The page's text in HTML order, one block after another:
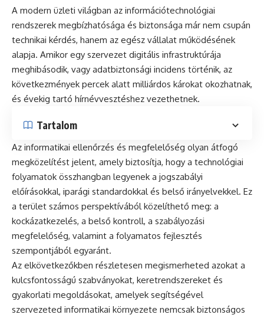
A modern üzleti világban az információtechnológiai
rendszerek megbízhatósága és biztonsága már nem csupán
technikai kérdés, hanem az egész vállalat működésének
alapja. Amikor egy szervezet digitális infrastruktúrája
meghibásodik, vagy adatbiztonsági incidens történik, az
következmények percek alatt milliárdos károkat okozhatnak,
és évekig tartó hírnévvesztéshez vezethetnek.
Tartalom
Az informatikai ellenőrzés és megfelelőség olyan átfogó
megközelítést jelent, amely biztosítja, hogy a technológiai
folyamatok összhangban legyenek a jogszabályi
előírásokkal, iparági standardokkal és belső irányelvekkel. Ez
a terület számos perspektívából közelíthető meg: a
kockázatkezelés, a belső kontroll, a szabályozási
megfelelőség, valamint a folyamatos fejlesztés
szempontjából egyaránt.
Az elkövetkezőkben részletesen megismerheted azokat a
kulcsfontosságú szabványokat, keretrendszereket és
gyakorlati megoldásokat, amelyek segítségével
szervezeted informatikai környezete nemcsak biztonságos